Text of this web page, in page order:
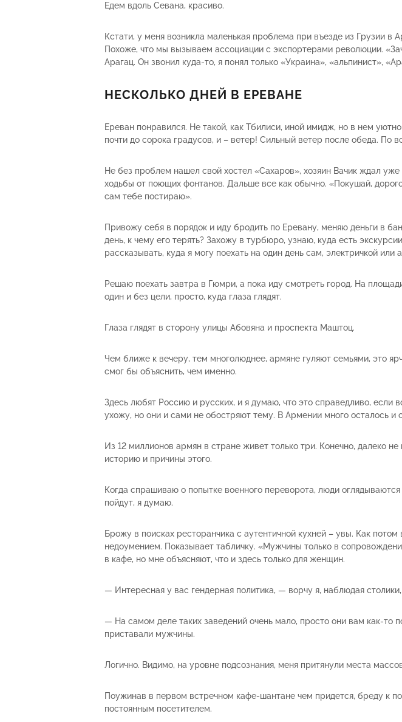
Едем вдоль Севана, красиво.
Кстати, у меня возникла маленькая проблема при въезде из Грузии
Похоже, что мы вызываем ассоциации с экспортерами революции.
Арагац. Он звонил куда-то, я понял только «Украина», «альпинист»,
НЕСКОЛЬКО ДНЕЙ В ЕРЕВАНЕ
Ереван понравился. Не такой, как Тбилиси, иной имидж, но в нем
почти до сорока градусов, и – ветер! Сильный ветер после обеда. По
Не без проблем нашел свой хостел «Сахаров», хозяин Вачик ждал
ходьбы от поющих фонтанов. Дальше все как обычно. «Покушай,
сам тебе постираю».
Привожу себя в порядок и иду бродить по Еревану, меняю деньги в
день, к чему его терять? Захожу в турбюро, узнаю, куда есть
рассказывать, куда я могу поехать на один день сам, электричкой
Решаю поехать завтра в Гюмри, а пока иду смотреть город. На
один и без цели, просто, куда глаза глядят.
Глаза глядят в сторону улицы Абовяна и проспекта Маштоц.
Чем ближе к вечеру, тем многолюднее, армяне гуляют семьями, это
смог бы объяснить, чем именно.
Здесь любят Россию и русских, и я думаю, что это справедливо,
ухожу, но они и сами не обостряют тему. В Армении много осталось и
Из 12 миллионов армян в стране живет только три. Конечно, далеко
историю и причины этого.
Когда спрашиваю о попытке военного переворота, люди
пойдут, я думаю.
Брожу в поисках ресторанчика с аутентичной кухней – увы. Как
недоумением. Показывает табличку. «Мужчины только в
в кафе, но мне объясняют, что и здесь только для женщин.
— Интересная у вас гендерная политика, — ворчу я, наблюдая
— На самом деле таких заведений очень мало, просто они вам как-то
приставали мужчины.
Логично. Видимо, на уровне подсознания, меня притянули места
Поужинав в первом встречном кафе-шантане чем придется, бреду к
постоянным посетителем.